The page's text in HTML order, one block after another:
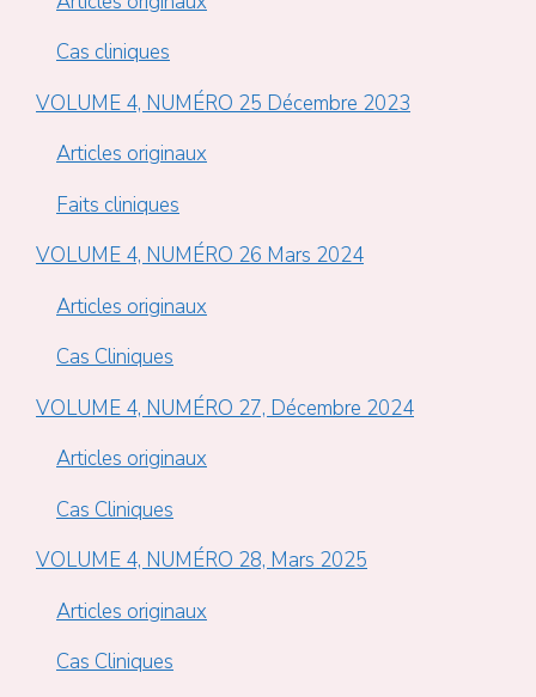
Cas cliniques
VOLUME 4, NUMÉRO 25 Décembre 2023
Articles originaux
Faits cliniques
VOLUME 4, NUMÉRO 26 Mars 2024
Articles originaux
Cas Cliniques
VOLUME 4, NUMÉRO 27, Décembre 2024
Articles originaux
Cas Cliniques
VOLUME 4, NUMÉRO 28, Mars 2025
Articles originaux
Cas Cliniques